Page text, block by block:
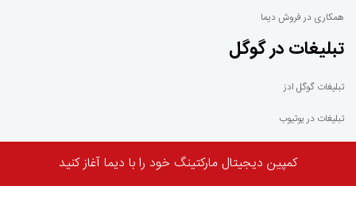
کمپین دیجیتال مارکتینگ خود را با دیما آغاز کنید
همکاری در فروش دیما
تبلیغات در گوگل
تبلیغات گوگل ادز
تبلیغات در یوتیوب